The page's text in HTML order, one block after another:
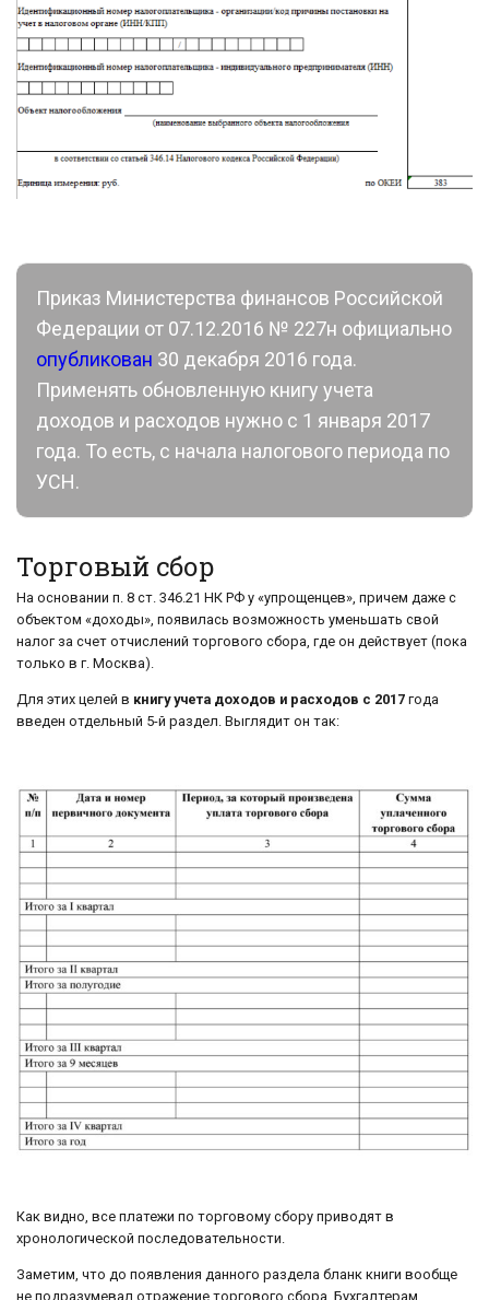
Приказ Министерства финансов Российской
Федерации от 07.12.2016 № 227н официально
опубликован 30 декабря 2016 года.
Применять обновленную книгу учета
доходов и расходов нужно с 1 января 2017
года. То есть, с начала налогового периода по
УСН.
Торговый сбор
На основании п. 8 ст. 346.21 НК РФ у «упрощенцев», причем даже с
объектом «доходы», появилась возможность уменьшать свой
налог за счет отчислений торгового сбора, где он действует (пока
только в г. Москва).
Для этих целей в книгу учета доходов и расходов с 2017 года
введен отдельный 5-й раздел. Выглядит он так:
Как видно, все платежи по торговому сбору приводят в
хронологической последовательности.
Заметим, что до появления данного раздела бланк книги вообще
не подразумевал отражение торгового сбора. Бухгалтерам